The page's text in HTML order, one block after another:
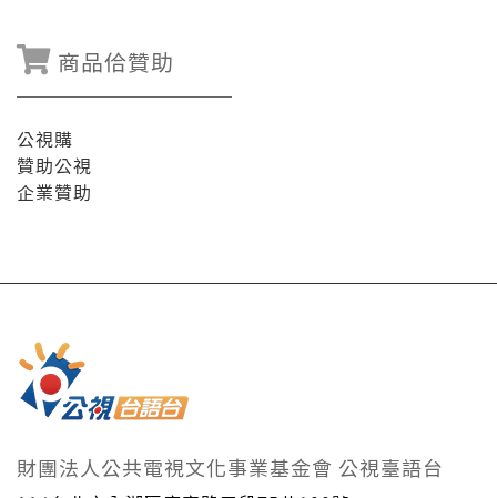
商品佮贊助
公視購
贊助公視
企業贊助
財團法人公共電視文化事業基金會 公視臺語台